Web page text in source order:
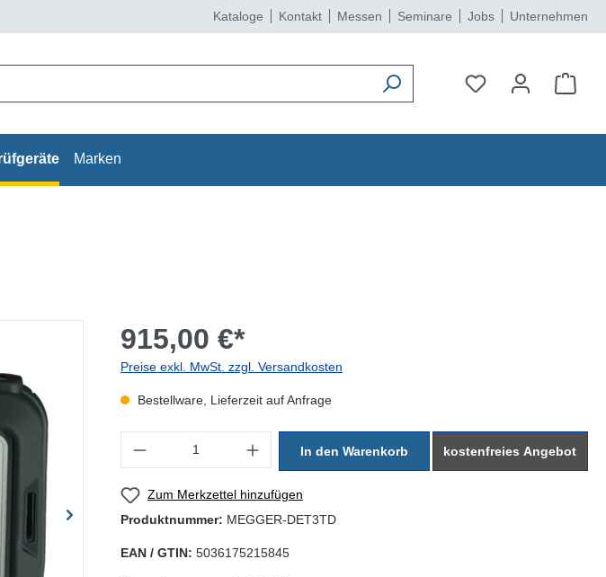
Kataloge Kontakt Messen Seminare Jobs Unternehmen
Marken
915,00 €*
Preise exkl. MwSt. zzgl. Versandkosten
Bestellware, Lieferzeit auf Anfrage
In den Warenkorb
kostenfreies Angebot
Zum Merkzettel hinzufügen
Produktnummer: MEGGER-DET3TD
EAN / GTIN: 5036175215845